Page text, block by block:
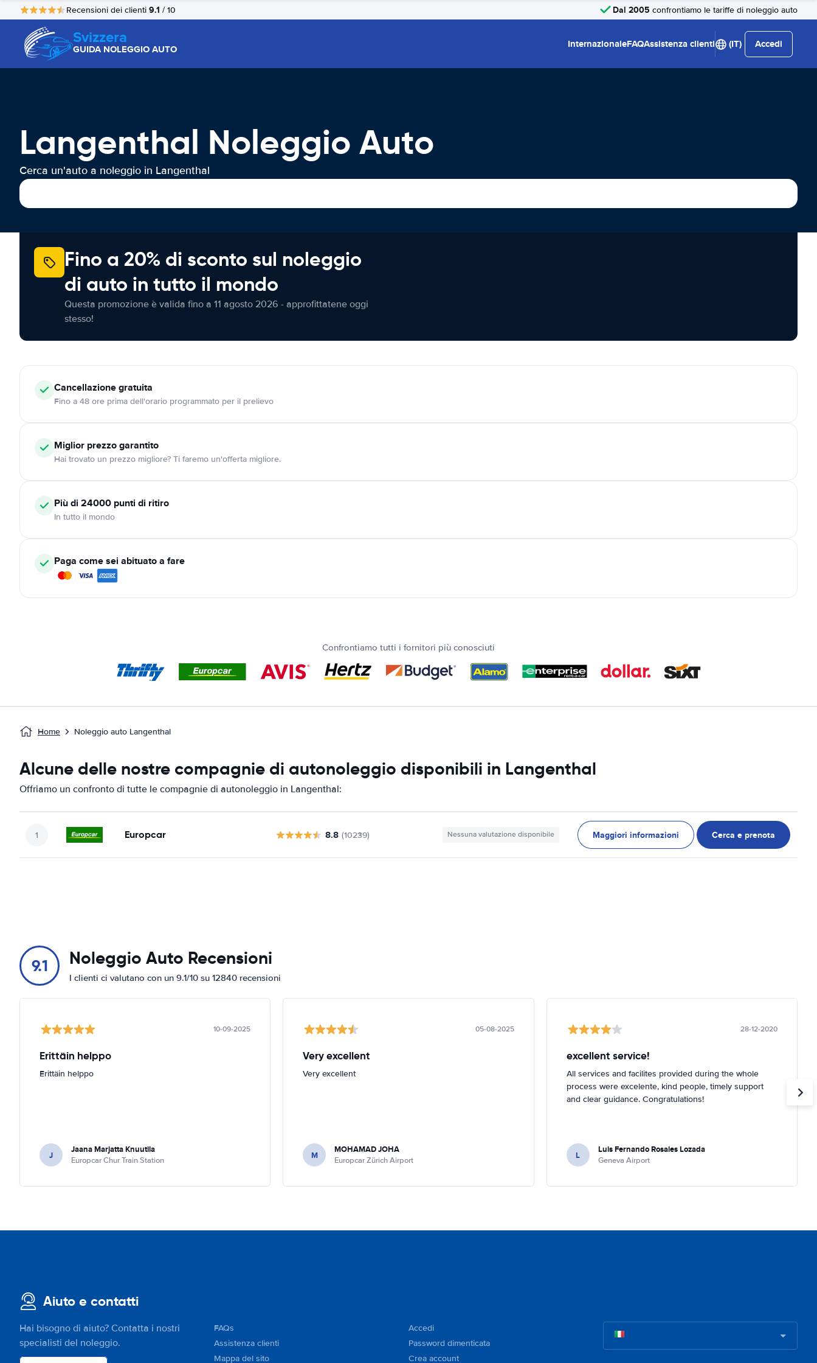
Recensioni dei clienti 9.1 / 10 Dal 2005 confrontiamo le tariffe di noleggio auto
Svizzera
GUIDA NOLEGGIO AUTO InternazionaleFAQAssistenza clienti (IT) Accedi
Langenthal Noleggio Auto
Cerca un'auto a noleggio in Langenthal
Fino a 20% di sconto sul noleggio
di auto in tutto il mondo
Questa promozione è valida fino a 11 agosto 2026 - approfittatene oggi
stesso!
Cancellazionegratuita
Fino a 48 ore prima dell'orario programmato per il prelievo
Miglior prezzo garantito
Hai trovato un prezzo migliore? Ti faremo un'offerta migliore.
Più di 24000 punti di ritiro
In tutto il mondo
Paga come sei abituato a fare
Confrontiamo tutti i fornitori più conosciuti
Home Noleggio auto Langenthal
Alcune delle nostre compagnie di autonoleggio disponibili in Langenthal
Offriamo un confronto di tutte le compagnie di autonoleggio in Langenthal:
Europcar 8.8 (10239) Nessuna valutazione disponibile Maggiori informazioni Cerca e prenota
9.1 Noleggio Auto Recensioni
I clienti ci valutano con un 9.1/10 su 12840 recensioni
10-09-2025
Erittäin helppo
Erittäin helppo
J Jaana Marjatta Knuutila
Europcar Chur Train Station
05-08-2025
Very excellent
Very excellent
M MOHAMAD JOHA
Europcar Zürich Airport
28-12-2020
excellent service!
All services and facilites provided during the whole
process were excelente, kind people, timely support
and clear guidance. Congratulations!
L Luis Fernando Rosales Lozada
Geneva Airport
Aiuto e contatti
Hai bisogno di aiuto? Contatta i nostri
specialisti del noleggio.
FAQs
Assistenza clienti
Mappa del sito
Accedi
Password dimenticata
Crea account